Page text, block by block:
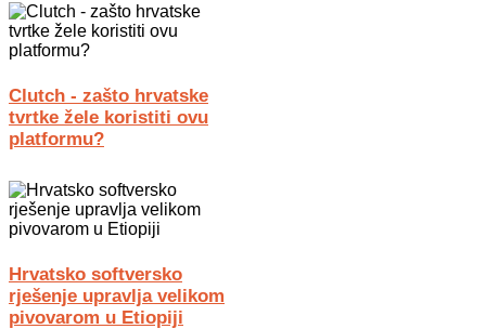
Clutch - zašto hrvatske
tvrtke žele koristiti ovu
platformu?
Hrvatsko softversko
rješenje upravlja velikom
pivovarom u Etiopiji